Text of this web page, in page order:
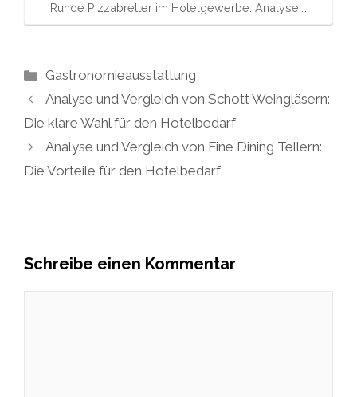
Runde Pizzabretter im Hotelgewerbe: Analyse,…
Kategorien
Gastronomieausstattung
Analyse und Vergleich von Schott Weingläsern:
Die klare Wahl für den Hotelbedarf
Analyse und Vergleich von Fine Dining Tellern:
Die Vorteile für den Hotelbedarf
Schreibe einen Kommentar